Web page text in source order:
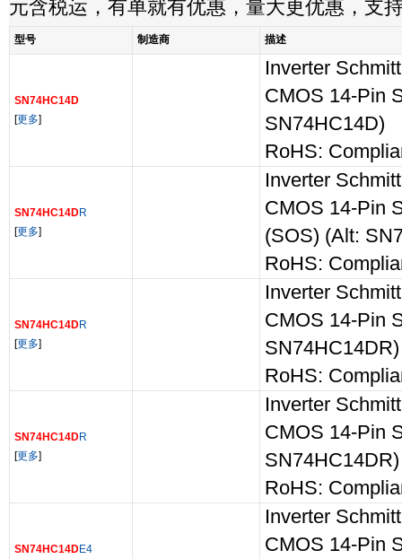
元含税运，有单就有优惠，量大更优惠，支
型号 制造商 描述
SN74HC14D
[更多]
Inverter
CMOS 14-Pin
SN74HC14D)
RoHS:
SN74HC14DR
[更多]
Inverter
CMOS 14-Pin
(SOS) (Alt:
RoHS:
SN74HC14DR
[更多]
Inverter
CMOS 14-Pin
SN74HC14DR)
RoHS:
SN74HC14DR
[更多]
Inverter
CMOS 14-Pin
SN74HC14DR)
RoHS:
SN74HC14DE4
Inverter
CMOS 14-Pin